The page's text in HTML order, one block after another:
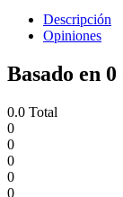
Descripción
Opiniones
Basado en
0.0 Total
0
0
0
0
0